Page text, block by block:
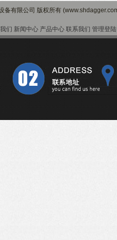
备有限公司 版权所有
们 新闻中心 产品中心 联系我们 管理登陆